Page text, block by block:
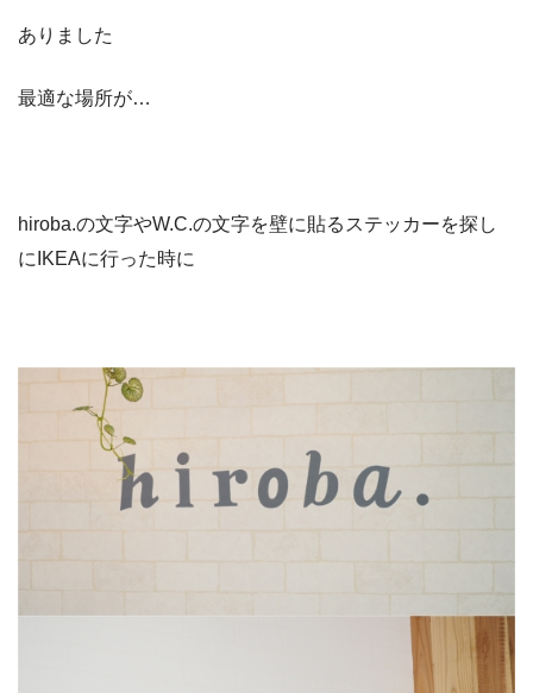
ありました
最適な場所が…
hiroba.の文字やW.C.の文字を壁に貼るステッカーを探し
にIKEAに行った時に